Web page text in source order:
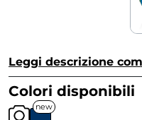
Leggi descrizione
Colori disponibili
new